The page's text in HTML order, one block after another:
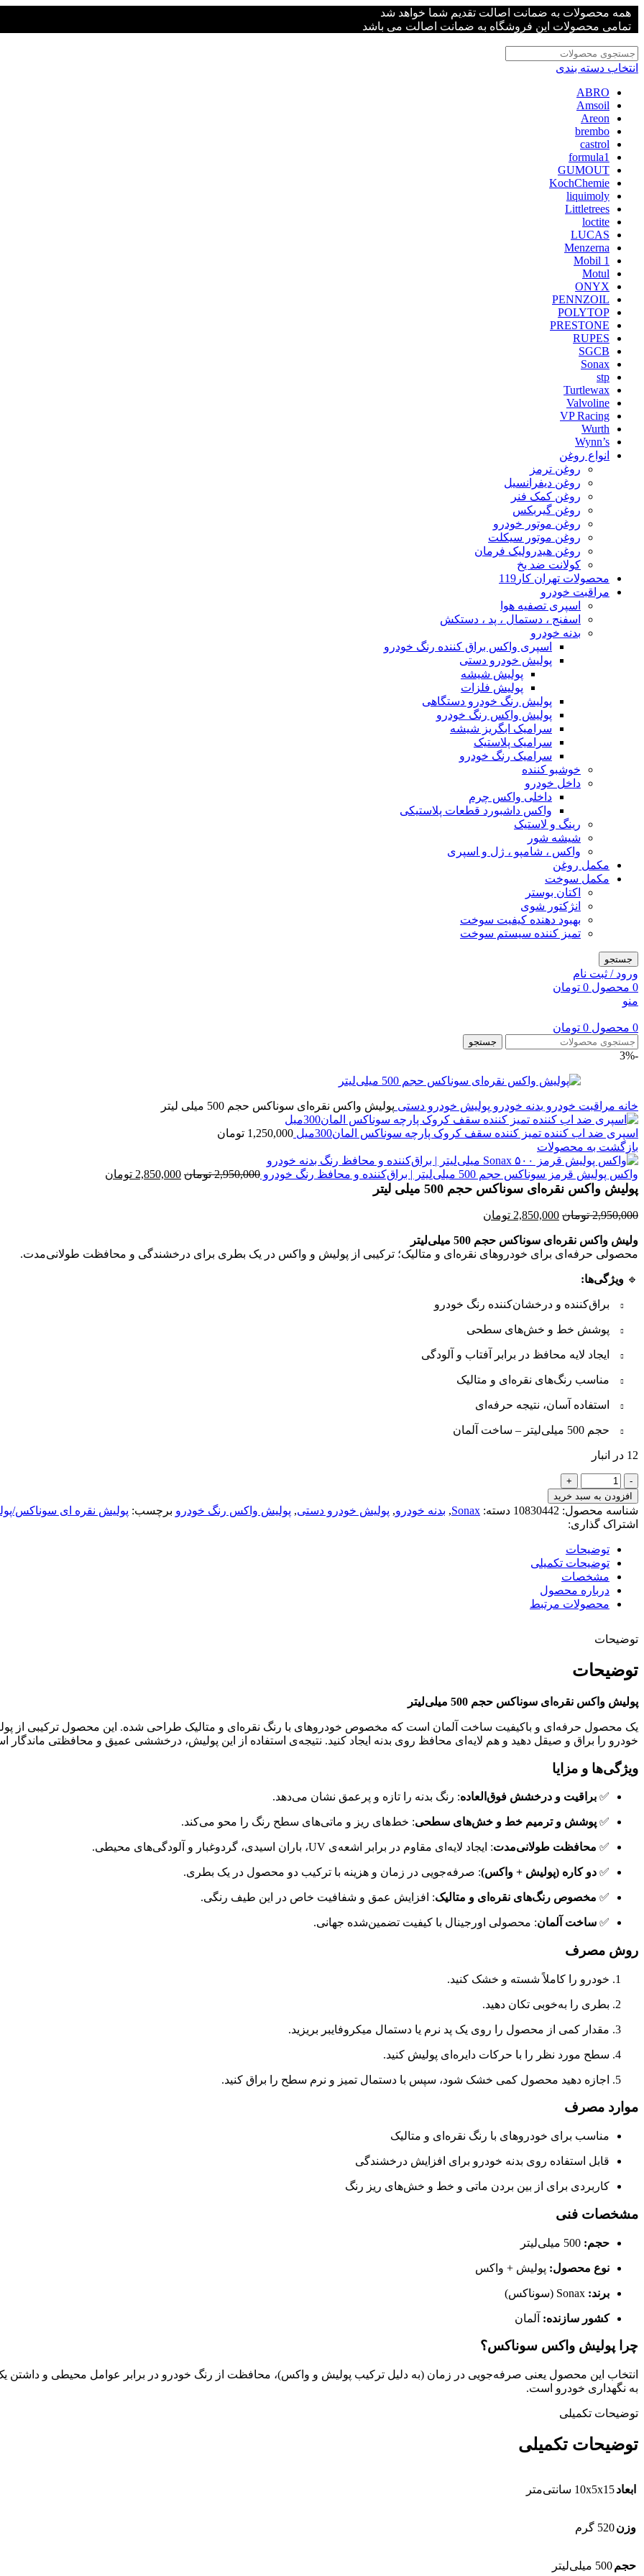
همه محصولات به ضمانت اصالت تقدیم شما خواهد شد
تمامی محصولات این فروشگاه به ضمانت اصالت می باشد
انتخاب دسته بندی
ABRO
Amsoil
Areon
brembo
castrol
formula1
GUMOUT
KochChemie
liquimoly
Littletrees
loctite
LUCAS
Menzerna
Mobil 1
Motul
ONYX
PENNZOIL
POLYTOP
PRESTONE
RUPES
SGCB
Sonax
stp
Turtlewax
Valvoline
VP Racing
Wurth
Wynn’s
انواع روغن
روغن ترمز
روغن دیفرانسیل
روغن کمک فنر
روغن گیربکس
روغن موتور خودرو
روغن موتور سیکلت
روغن هیدرولیک فرمان
کولانت ضد یخ
محصولات تهران کار119
مراقبت خودرو
اسپری تصفیه هوا
اسفنج ، دستمال ، پد ، دستکش
بدنه خودرو
اسپری واکس براق کننده رنگ خودرو
پولیش خودرو دستی
پولیش شیشه
پولیش فلزات
پولیش رنگ خودرو دستگاهی
پولیش واکس رنگ خودرو
سرامیک ابگریز شیشه
سرامیک پلاستیک
سرامیک رنگ خودرو
خوشبو کننده
داخل خودرو
داخلی واکس چرم
واکس داشبورد قطعات پلاستیکی
رینگ و لاستیک
شیشه شور
واکس ، شامپو ، ژل و اسپری
مکمل روغن
مکمل سوخت
اکتان بوستر
انژکتور شوی
بهبود دهنده کیفیت سوخت
تمیز کننده سیستم سوخت
جستجو
ورود / ثبت نام
0 محصول 0 تومان
منو
0 محصول 0 تومان
جستجو
-3%
خانه مراقبت خودرو بدنه خودرو پولیش خودرو دستی پولیش واکس نقره‌ای سوناکس حجم 500 میلی لیتر
اسپری ضد اب کننده تمیز کننده سقف کروک پارچه سوناکس المان300میل 1,250,000 تومان
بازگشت به محصولات
واکس پولیش قرمز سوناکس حجم 500 میلی‌لیتر | براق‌کننده و محافظ رنگ خودرو 2,950,000 تومان قیمت
2,850,000 تومان
پولیش واکس نقره‌ای سوناکس حجم 500 میلی لیتر
2,950,000 تومان قیمت
2,950,000 تومان
بود.
2,850,000 تومان
2,850,000 تومان.ولیش واکس نقره‌ای سوناکس حجم 500 میلی‌لیتر
محصولی حرفه‌ای برای خودروهای نقره‌ای و متالیک؛ ترکیبی از پولیش و واکس در یک بطری برای درخشندگی و محافظت طولانی‌مدت.
🔹 ویژگی‌ها:
براق‌کننده و درخشان‌کننده رنگ خودرو
پوشش خط و خش‌های سطحی
ایجاد لایه محافظ در برابر آفتاب و آلودگی
مناسب رنگ‌های نقره‌ای و متالیک
استفاده آسان، نتیجه حرفه‌ای
حجم 500 میلی‌لیتر – ساخت آلمان
12 در انبار
پولیش
واکس
نقره‌ای
سوناکس
حجم
500
میلی
لیتر
عدد
افزودن به سبد خرید
شناسه محصول: 10830442 دسته: Sonax
, بدنه خودرو, پولیش خودرو دستی, پولیش واکس رنگ خودرو برچسب: پولیش نقره ای سوناکس/
اشتراک گذاری:
توضیحات
توضیحات تکمیلی
مشخصات
درباره محصول
محصولات مرتبط
توضیحات
توضیحات
پولیش واکس نقره‌ای سوناکس حجم 500 میلی‌لیتر
یک محصول حرفه‌ای و باکیفیت ساخت آلمان است که مخصوص خودروهای با رنگ نقره‌ای و متالیک طراحی شده. این محصول ترکیبی از
خودرو را براق و صیقل دهید و هم لایه‌ای محافظ روی بدنه ایجاد کنید. نتیجه‌ی استفاده از این پولیش، درخششی عمیق و محافظتی ماندگار
ویژگی‌ها و مزایا
✅ براقیت و درخشش فوق‌العاده: رنگ بدنه را تازه و پرعمق نشان می‌دهد.
✅ پوشش و ترمیم خط و خش‌های سطحی: خط‌های ریز و ماتی‌های سطح رنگ را محو می‌کند.
✅ محافظت طولانی‌مدت: ایجاد لایه‌ای مقاوم در برابر اشعه‌ی UV، باران اسیدی، گردوغبار و آلودگی‌های محیطی.
✅ دو کاره (پولیش + واکس): صرفه‌جویی در زمان و هزینه با ترکیب دو محصول در یک بطری.
✅ مخصوص رنگ‌های نقره‌ای و متالیک: افزایش عمق و شفافیت خاص در این طیف رنگی.
✅ ساخت آلمان: محصولی اورجینال با کیفیت تضمین‌شده جهانی.
روش مصرف
خودرو را کاملاً شسته و خشک کنید.
بطری را به‌خوبی تکان دهید.
مقدار کمی از محصول را روی یک پد نرم یا دستمال میکروفایبر بریزید.
سطح مورد نظر را با حرکات دایره‌ای پولیش کنید.
اجازه دهید محصول کمی خشک شود، سپس با دستمال تمیز و نرم سطح را براق کنید.
موارد مصرف
مناسب برای خودروهای با رنگ نقره‌ای و متالیک
قابل استفاده روی بدنه خودرو برای افزایش درخشندگی
کاربردی برای از بین بردن ماتی و خط و خش‌های ریز رنگ
مشخصات فنی
حجم:
نوع محصول: پولیش + واکس
برند:
کشور سازنده: آلمان
چرا پولیش واکس سوناکس؟
انتخاب این محصول یعنی صرفه‌جویی در زمان (به دلیل ترکیب پولیش و واکس)، محافظت از رنگ خودرو در برابر عوامل محیطی و داشتن
به نگهداری خودرو است.
توضیحات تکمیلی
توضیحات تکمیلی
ابعاد10x5x15 سانتی‌متر
وزن520 گرم
حجم500 میلی‌لیتر